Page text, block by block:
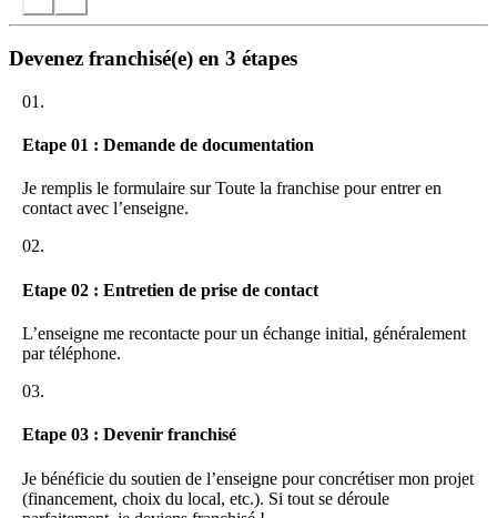
formés, expérimentés, motivés et compétents.
personnel différent et qualifié. Nos auxiliaires parentales, nos aides
Sous Mon Toit, vous ne gérez donc pas de contrat de travail.
La société Sous Mon Toit dispose de: L’AGRÉMENT QUALITÉ
délivré par l’état qui permet d’intervenir auprès des publics fragiles.
Ce “label” officiel vous garantit le sérieux, le professionnalisme et
l’engagement de notre personnel.
Devenez franchisé(e) en 3 étapes
01.
Etape 01 : Demande de documentation
Je remplis le formulaire sur Toute la franchise pour entrer en
contact avec l’enseigne.
02.
Etape 02 : Entretien de prise de contact
L’enseigne me recontacte pour un échange initial, généralement
par téléphone.
03.
Etape 03 : Devenir franchisé
Je bénéficie du soutien de l’enseigne pour concrétiser mon projet
(financement, choix du local, etc.). Si tout se déroule